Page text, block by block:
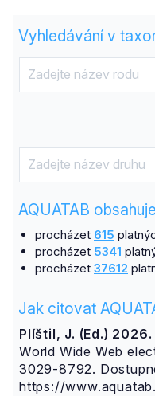
Vyhledávání v
AQUATAB obsahuje
procházet 615
procházet 5341
procházet 37612
Jak citovat
Plíštil, J. (Ed.) 2026.
World Wide Web
3029-8792.
https://